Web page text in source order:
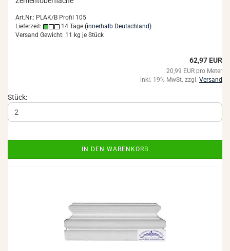
Art.Nr.: PLAK/B Profil 105
Lieferzeit:
14 Tage (innerhalb Deutschland)
Versand Gewicht: 11 kg je Stück
62,97 EUR
20,99 EUR pro Meter
inkl. 19% MwSt. zzgl. Versand
Stück:
IN DEN WARENKORB